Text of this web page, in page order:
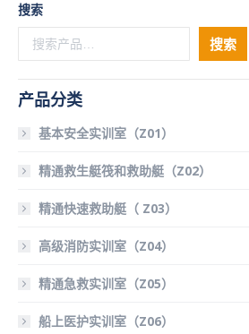
搜索
搜索
产品分类
基本安全实训室（Z01）
精通救生艇筏和救助艇（Z02）
精通快速救助艇（ Z03）
高级消防实训室（Z04）
精通急救实训室（Z05）
船上医护实训室（Z06）